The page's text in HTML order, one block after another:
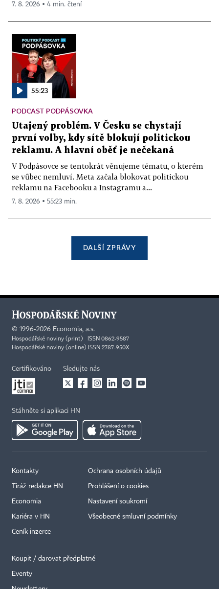
7. 8. 2026 ▪ 4 min. čtení
55:23
PODCAST PODPÁSOVKA
Utajený problém. V Česku se chystají
první volby, kdy sítě blokují politickou
reklamu. A hlavní oběť je nečekaná
V Podpásovce se tentokrát věnujeme tématu, o kterém
se vůbec nemluví. Meta začala blokovat politickou
reklamu na Facebooku a Instagramu a...
7. 8. 2026 ▪ 55:23 min.
DALŠÍ ZPRÁVY
© 1996-2026 Economia, a.s.
Hospodářské noviny (print) ISSN 0862-9587
Hospodářské noviny (online) ISSN 2787-950X
Certifikováno Sledujte nás
Stáhněte si aplikaci HN
Kontakty
Tiráž redakce HN
Economia
Kariéra v HN
Ceník inzerce
Ochrana osobních údajů
Prohlášení o cookies
Nastavení soukromí
Všeobecné smluvní podmínky
Koupit / darovat předplatné
Eventy